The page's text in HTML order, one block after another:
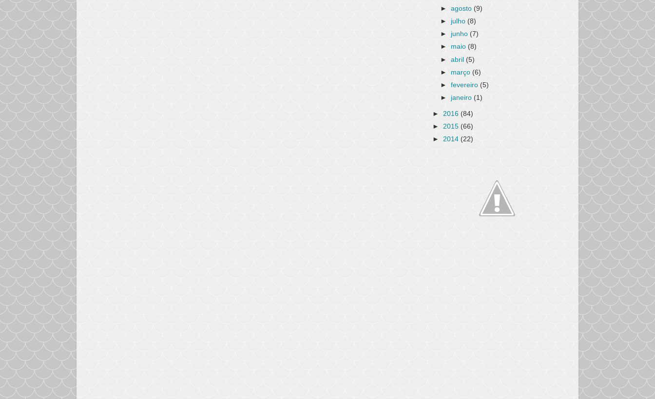
►agosto(9)
► julho(8)
► junho (7)
► maio(8)
►abril (5)
► março (6)
►fevereiro (5)
► janeiro (1)
► 2016 (84)
► 2015 (66)
► 2014 (22)